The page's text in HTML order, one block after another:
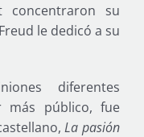
concentraron su
le dedicó a su
diferentes
público, fue
La pasión